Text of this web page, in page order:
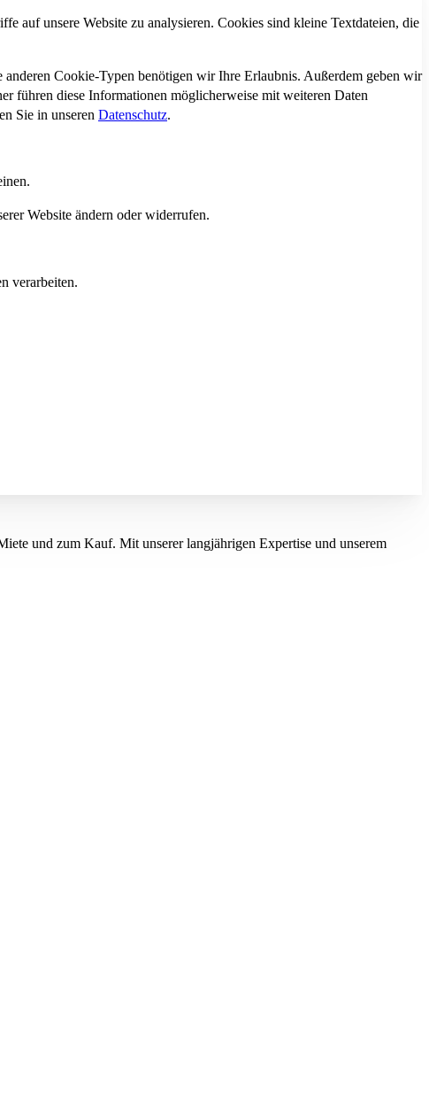
auf unsere Website zu analysieren. Cookies sind kleine Textdateien, die
Cookie-Typen benötigen wir Ihre Erlaubnis. Außerdem geben wir
führen diese Informationen möglicherweise mit weiteren Daten
Sie in unseren Datenschutz.
Website ändern oder widerrufen.
verarbeiten.
und zum Kauf. Mit unserer langjährigen Expertise und unserem